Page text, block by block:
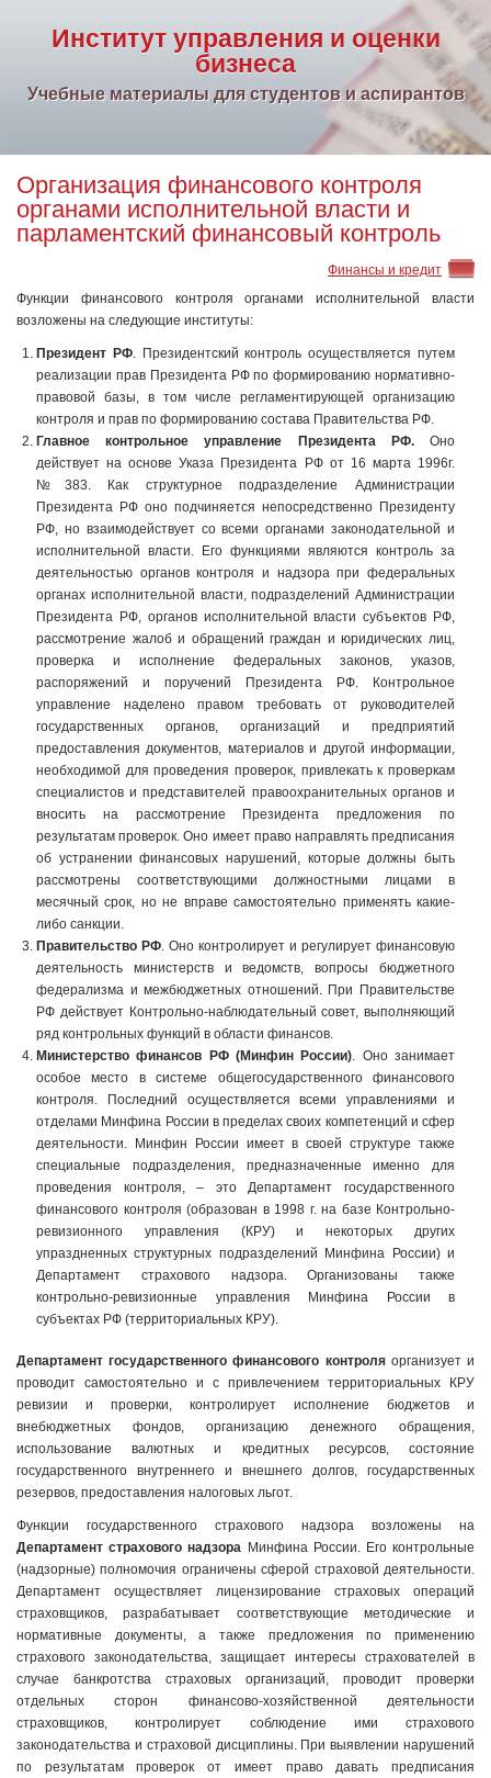
Институт управления и оценки
бизнеса
Учебные материалы для студентов и аспирантов
Организация финансового контроля
органами исполнительной власти и
парламентский финансовый контроль
Финансы и кредит
Функции финансового контроля органами исполнительной власти
возложены на следующие институты:
Президент РФ. Президентский контроль осуществляется путем
реализации прав Президента РФ по формированию нормативно-
правовой базы, в том числе регламентирующей организацию
контроля и прав по формированию состава Правительства РФ.
Главное контрольное управление Президента РФ.Оно
действует на основе Указа Президента РФ от 16 марта 1996г.
№383. Как структурное подразделение Администрации
Президента РФ оно подчиняется непосредственно Президенту
РФ, но взаимодействует со всеми органами законодательной и
исполнительной власти. Его функциями являются контроль за
деятельностью органов контроля и надзора при федеральных
органах исполнительной власти, подразделений Администрации
Президента РФ, органов исполнительной власти субъектов РФ,
рассмотрение жалоб и обращений граждан и юридических лиц,
проверка и исполнение федеральных законов, указов,
распоряжений и поручений Президента РФ. Контрольное
управление наделено правом требовать от руководителей
государственных органов, организаций и предприятий
предоставления документов, материалов и другой информации,
необходимой для проведения проверок, привлекать к проверкам
специалистов и представителей правоохранительных органов и
вносить на рассмотрение Президента предложения по
результатам проверок. Оно имеет право направлять предписания
об устранении финансовых нарушений, которые должны быть
рассмотрены соответствующими должностными лицами в
месячный срок, но не вправе самостоятельно применять какие-
либо санкции.
Правительство РФ. Оно контролирует и регулирует финансовую
деятельность министерств и ведомств, вопросы бюджетного
федерализма и межбюджетных отношений. При Правительстве
РФ действует Контрольно-наблюдательный совет, выполняющий
ряд контрольных функций в области финансов.
Министерство финансов РФ (Минфин России). Оно занимает
особое место в системе общегосударственного финансового
контроля. Последний осуществляется всеми управлениями и
отделами Минфина России в пределах своих компетенций и сфер
деятельности. Минфин России имеет в своей структуре также
специальные подразделения, предназначенные именно для
проведения контроля, – это Департамент государственного
финансового контроля (образован в 1998 г. на базе Контрольно-
ревизионного управления (КРУ) и некоторых других
упраздненных структурных подразделений Минфина России) и
Департамент страхового надзора. Организованы также
контрольно-ревизионные управления Минфина России в
субъектах РФ (территориальных КРУ).
Департамент государственного финансового контроляорганизует и
проводит самостоятельно и с привлечением территориальных КРУ
ревизии и проверки, контролирует исполнение бюджетов и
внебюджетных фондов, организацию денежного обращения,
использование валютных и кредитных ресурсов, состояние
государственного внутреннего и внешнего долгов, государственных
резервов, предоставления налоговых льгот.
Функции государственного страхового надзора возложены на
Департамент страхового надзора Минфина России. Его контрольные
(надзорные) полномочия ограничены сферой страховой деятельности.
Департамент осуществляет лицензирование страховых операций
страховщиков, разрабатывает соответствующие методические и
нормативные документы, а также предложения по применению
страхового законодательства, защищает интересы страхователей в
случае банкротства страховых организаций, проводит проверки
отдельных сторон финансово-хозяйственной деятельности
страховщиков, контролирует соблюдение ими страхового
законодательства и страховой дисциплины. При выявлении нарушений
по результатам проверок от имеет право давать предписания